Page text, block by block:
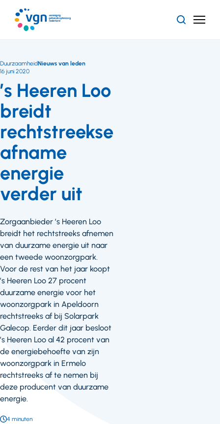
naar
hoofdinhoud
ZoekenMenu
’s Heeren Loo
breidt
rechtstreekse
afname
energie
verder uit
DuurzaamheidNieuws van leden
16 juni 2020
Zorgaanbieder ’s Heeren Loo
breidt het rechtstreeks afnemen
van duurzame energie uit naar
een tweede woonzorgpark.
Voor de rest van het jaar koopt
’s Heeren Loo 27 procent
duurzame energie voor het
woonzorgpark in Apeldoorn
rechtstreeks af bij Solarpark
Galecop. Eerder dit jaar besloot
’s Heeren Loo al 42 procent van
de energiebehoefte van zijn
woonzorgpark in Ermelo
rechtstreeks af te nemen bij
deze producent van duurzame
energie.
Leestijd:
4 minuten